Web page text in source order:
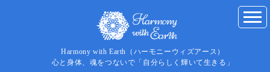
Harmony with Earth（ハーモニーウィズアース）
心と身体、魂をつないで「自分らしく輝いて生きる」